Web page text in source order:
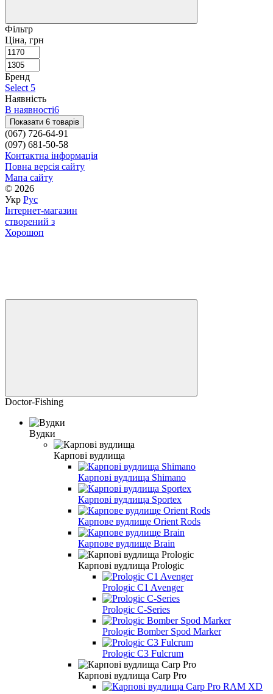
Фільтр
Ціна, грн
Бренд
Select 5
Наявність
В наявності6
Показати 6 товарів
(067) 726-64-91
(097) 681-50-58
Контактна інформація
Повна версія сайту
Мапа сайту
© 2026
Укр Рус
Інтернет-магазин
створений з
Хорошоп
Doctor-Fishing
Вудки
Карпові вудлища
Карпові вудлища Shimano
Карпові вудлища Sportex
Карпове вудлище Orient Rods
Карпове вудлище Brain
Карпові вудлища Prologic
Prologic C1 Avenger
Prologic C-Series
Prologic Bomber Spod Marker
Prologic C3 Fulcrum
Карпові вудлища Carp Pro